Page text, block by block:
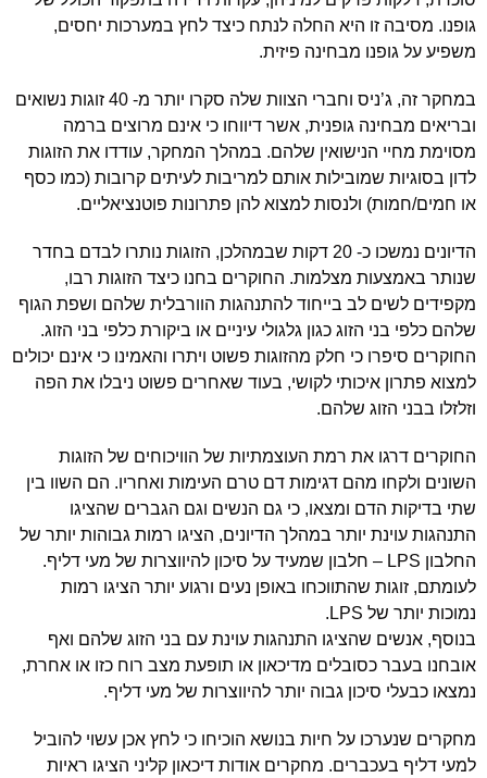
גופנו. מסיבה זו היא החלה לנתח כיצד לחץ במערכות יחסים,
משפיע על גופנו מבחינה פיזית.
במחקר זה, ג’ניס וחברי הצוות שלה סקרו יותר מ- 40 זוגות נשואים
ובריאים מבחינה גופנית, אשר דיווחו כי אינם מרוצים ברמה
מסוימת מחיי הנישואין שלהם. במהלך המחקר, עודדו את הזוגות
לדון בסוגיות שמובילות אותם למריבות לעיתים קרובות (כמו כסף
או חמים/חמות) ולנסות למצוא להן פתרונות פוטנציאליים.
הדיונים נמשכו כ- 20 דקות שבמהלכן, הזוגות נותרו לבדם בחדר
שנותר באמצעות מצלמות. החוקרים בחנו כיצד הזוגות רבו,
מקפידים לשים לב בייחוד להתנהגות הוורבלית שלהם ושפת הגוף
שלהם כלפי בני הזוג כגון גלגולי עיניים או ביקורת כלפי בני הזוג.
החוקרים סיפרו כי חלק מהזוגות פשוט ויתרו והאמינו כי אינם יכולים
למצוא פתרון איכותי לקושי, בעוד שאחרים פשוט ניבלו את הפה
וזלזלו בבני הזוג שלהם.
החוקרים דרגו את רמת העוצמתיות של הוויכוחים של הזוגות
השונים ולקחו מהם דגימות דם טרם העימות ואחריו. הם השוו בין
שתי בדיקות הדם ומצאו, כי גם הנשים וגם הגברים שהציגו
התנהגות עוינת יותר במהלך הדיונים, הציגו רמות גבוהות יותר של
החלבון LPS – חלבון שמעיד על סיכון להיווצרות של מעי דליף.
לעומתם, זוגות שהתווכחו באופן נעים ורגוע יותר הציגו רמות
נמוכות יותר של LPS.
בנוסף, אנשים שהציגו התנהגות עוינת עם בני הזוג שלהם ואף
אובחנו בעבר כסובלים מדיכאון או תופעת מצב רוח כזו או אחרת,
נמצאו כבעלי סיכון גבוה יותר להיווצרות של מעי דליף.
מחקרים שנערכו על חיות בנושא הוכיחו כי לחץ אכן עשוי להוביל
למעי דליף בעכברים. מחקרים אודות דיכאון קליני הציגו ראיות